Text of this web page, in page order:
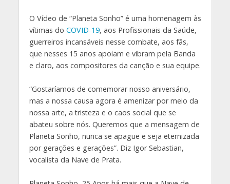
O Vídeo de “Planeta Sonho” é uma homenagem às
vítimas do COVID-19, aos Profissionais da Saúde,
guerreiros incansáveis nesse combate, aos fãs,
que nesses 15 anos apoiam e vibram pela Banda
e claro, aos compositores da canção e sua equipe.
“Gostaríamos de comemorar nosso aniversário,
mas a nossa causa agora é amenizar por meio da
nossa arte, a tristeza e o caos social que se
abateu sobre nós. Queremos que a mensagem de
Planeta Sonho, nunca se apague e seja eternizada
por gerações e gerações”. Diz Igor Sebastian,
vocalista da Nave de Prata.